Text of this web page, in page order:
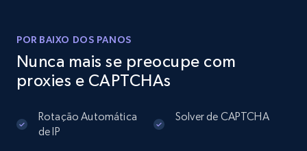
comments, Date posted, Likes, Photos, and
POR BAIXO DOS PANOS
Nunca mais se preocupe com
proxies e CAPTCHAs
Rotação Automática
de IP
Solver de CAPTCHA